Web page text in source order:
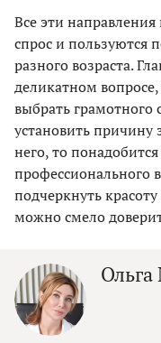
Все эти
спрос и пользуются
разного возраста.
деликатном
выбрать грамотного
установить причину
него, то
профессионального
подчеркнуть
можно смело
Ольга